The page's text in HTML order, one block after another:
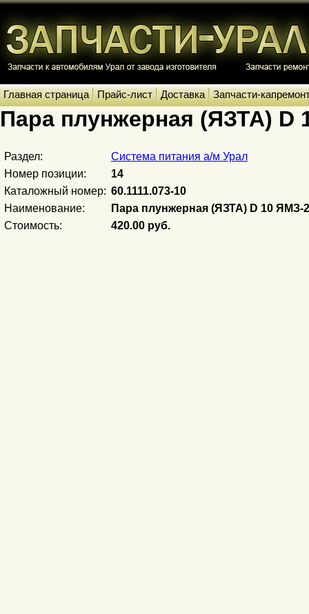
Главная страница Прайс-лист Доставка Запчасти-
Пара плунжерная (ЯЗТА) D
Раздел:
Система питания а/м Урал
Номер позиции:
14
Каталожный номер: 60.1111.073-10
Наименование:
Пара плунжерная (ЯЗТА) D 10 ЯМЗ-
Стоимость:
420.00 руб.